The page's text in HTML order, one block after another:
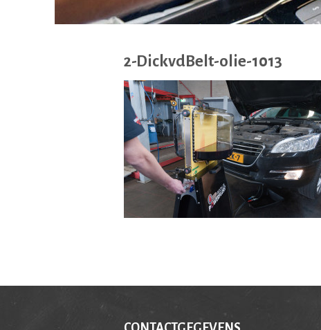
2-DickvdBelt-olie-1013